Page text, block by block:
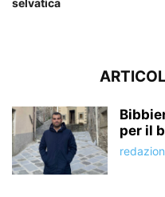
per il